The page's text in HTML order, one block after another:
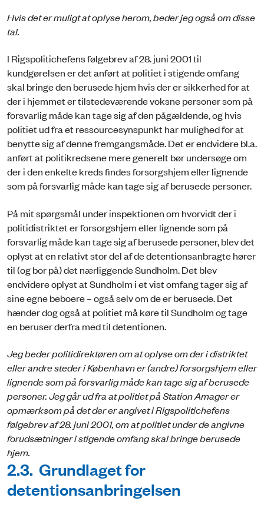
Hvis det er muligt at oplyse herom, beder jeg også om disse
tal.
I Rigspolitichefens følgebrev af 28. juni 2001 til
kundgørelsen er det anført at politiet i stigende omfang
skal bringe den berusede hjem hvis der er sikkerhed for at
der i hjemmet er tilstedeværende voksne personer som på
forsvarlig måde kan tage sig af den pågældende, og hvis
politiet ud fra et ressourcesynspunkt har mulighed for at
benytte sig af denne fremgangsmåde. Det er endvidere bl.a.
anført at politikredsene mere generelt bør undersøge om
der i den enkelte kreds findes forsorgshjem eller lignende
som på forsvarlig måde kan tage sig af berusede personer.
På mit spørgsmål under inspektionen om hvorvidt der i
politidistriktet er forsorgshjem eller lignende som på
forsvarlig måde kan tage sig af berusede personer, blev det
oplyst at en relativt stor del af de detentionsanbragte hører
til (og bor på) det nærliggende Sundholm. Det blev
endvidere oplyst at Sundholm i et vist omfang tager sig af
sine egne beboere – også selv om de er berusede. Det
hænder dog også at politiet må køre til Sundholm og tage
en beruser derfra med til detentionen.
Jeg beder politidirektøren om at oplyse om der i distriktet
eller andre steder i København er (andre) forsorgshjem eller
lignende som på forsvarlig måde kan tage sig af berusede
personer.Jeg går ud fra at politiet på Station Amager er
opmærksom på det der er angivet i Rigspolitichefens
følgebrev af 28. juni 2001, om at politiet under de angivne
forudsætninger i stigende omfang skal bringe berusede
hjem.
2.3. Grundlaget for
detentionsanbringelsen